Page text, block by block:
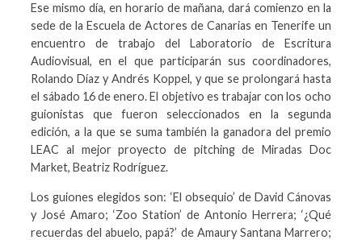
Ese mismo día, en horario de mañana, dará comienzo en la
sede de la Escuela de Actores de Canarias en Tenerife un
encuentro de trabajo del Laboratorio de Escritura
Audiovisual, en el que participarán sus coordinadores,
Rolando Díaz y Andrés Koppel, y que se prolongará hasta
el sábado 16 de enero. El objetivo es trabajar con los ocho
guionistas que fueron seleccionados en la segunda
edición, a la que se suma también la ganadora del premio
LEAC al mejor proyecto de pitching de Miradas Doc
Market, Beatriz Rodríguez.
Los guiones elegidos son: ‘El obsequio’ de David Cánovas
y José Amaro; ‘Zoo Station’ de Antonio Herrera; ‘¿Qué
recuerdas del abuelo, papá?’ de Amaury Santana Marrero;